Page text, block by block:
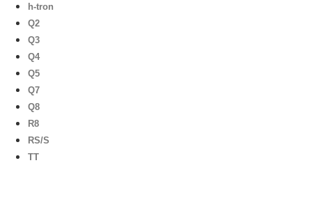
h-tron
Q2
Q3
Q4
Q5
Q7
Q8
R8
RS/S
TT